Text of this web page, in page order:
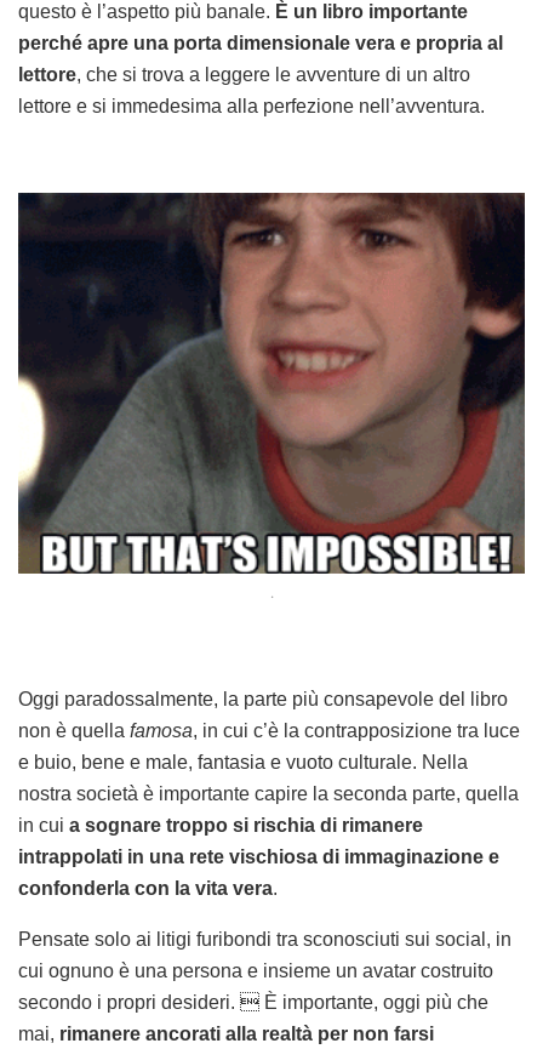
questo è l’aspetto più banale. È un libro importante
perché apre una porta dimensionale vera e propria al
lettore, che si trova a leggere le avventure di un altro
lettore e si immedesima alla perfezione nell’avventura.
.
Oggi paradossalmente, la parte più consapevole del libro
non è quella famosa, in cui c’è la contrapposizione tra luce
e buio, bene e male, fantasia e vuoto culturale. Nella
nostra società è importante capire la seconda parte, quella
in cui a sognare troppo si rischia di rimanere
intrappolati in una rete vischiosa di immaginazione e
confonderla con la vita vera.
Pensate solo ai litigi furibondi tra sconosciuti sui social, in
cui ognuno è una persona e insieme un avatar costruito
secondo i propri desideri.  È importante, oggi più che
mai, rimanere ancorati alla realtà per non farsi